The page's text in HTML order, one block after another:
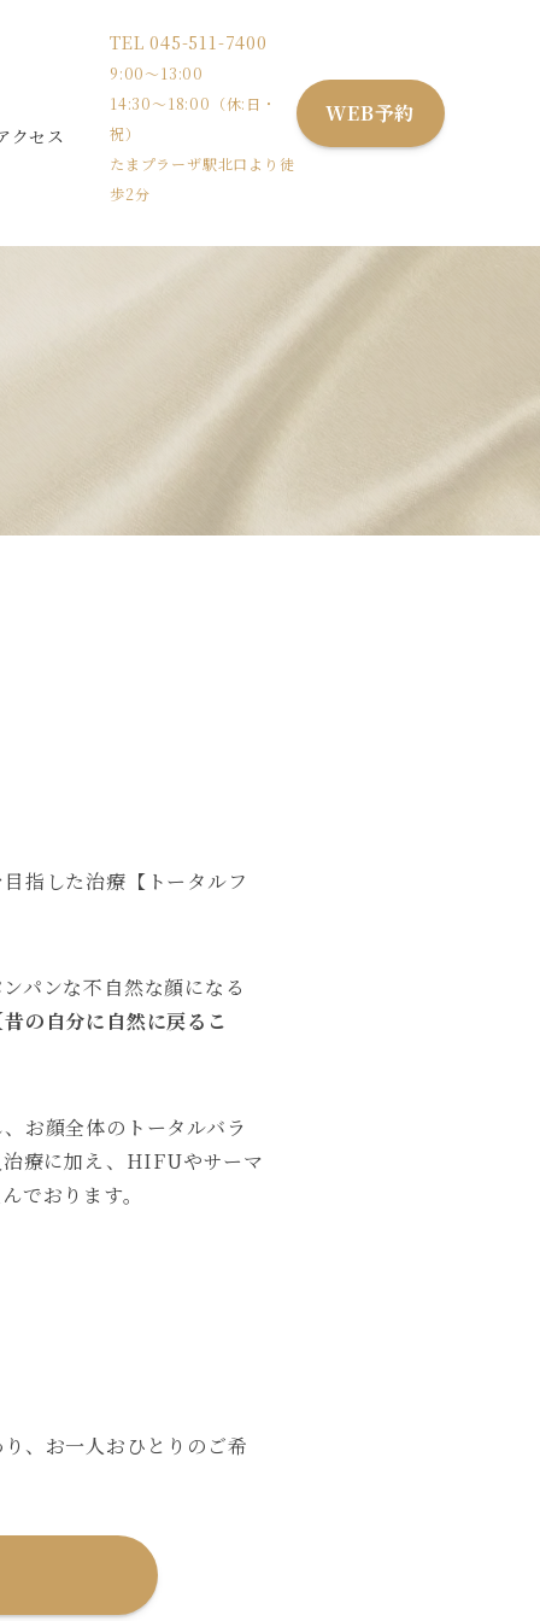
クセス
TEL 045-511-7400
9:00〜13:00
14:30〜18:00（休:日・
祝）
たまプラーザ駅北口より徒
歩2分
WEB予約
指した治療【トータルフ
パンな不自然な顔になる
の自分に自然に戻るこ
お顔全体のトータルバラ
療に加え、HIFUやサーマ
でおります。
、お一人おひとりのご希